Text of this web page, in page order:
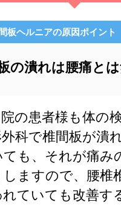
板ヘルニアの原因ポイント
の潰れは腰痛と
の患者様も体の
科で椎間板が潰
も、それが痛み
ますので、腰椎
ていても改善す